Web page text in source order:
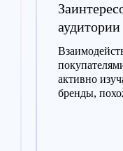
аудитории
активно
бренды,